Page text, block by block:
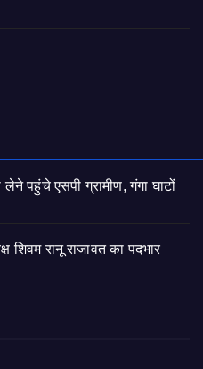
पहुंचे एसपी ग्रामीण, गंगा घाटों
शिवम रानू राजावत का पदभार